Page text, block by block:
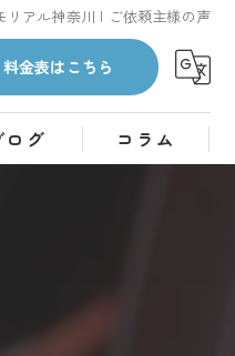
アル神奈川 | ご依頼主様の声
料金表はこちら
ログ コラム